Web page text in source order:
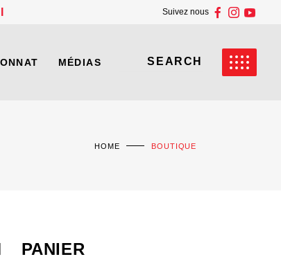
Suivez nous
MÉDIAS
HOME BOUTIQUE
PANIER